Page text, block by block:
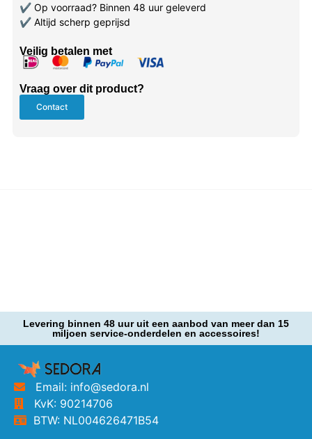
✔Op voorraad? Binnen 48 uur geleverd
✔Altijd scherp geprijsd
Veilig betalen met
Vraag over dit product?
Contact
Levering binnen 48 uur uit een aanbod van meer dan 15
miljoen service-onderdelen en accessoires!
Email: info@sedora.nl
KvK: 90214706
BTW: NL004626471B54